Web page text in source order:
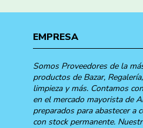
EMPRESA
Somos Proveedores de la
productos de Bazar,
limpieza y más. Contamos
en el mercado mayorista de
preparados para abastecer a
con stock permanente.